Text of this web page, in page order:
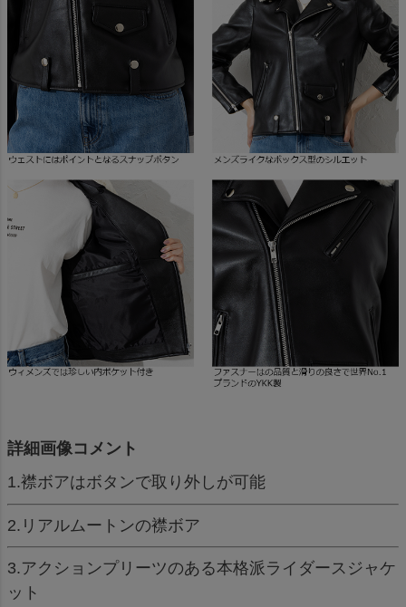
詳細画像コメント
1.襟ボアはボタンで取り外しが可能
2.リアルムートンの襟ボア
3.アクションプリーツのある本格派ライダースジャケ
ット